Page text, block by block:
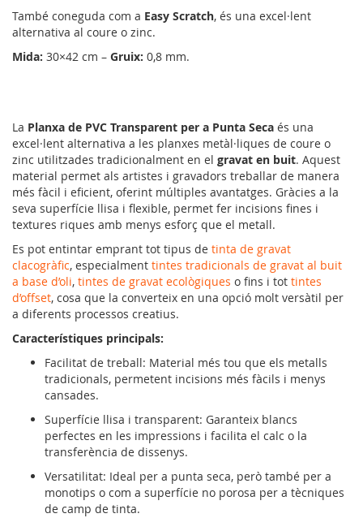
També coneguda com a Easy Scratch, és una excel·lent
alternativa al coure o zinc.
Mida: 30×42 cm – Gruix: 0,8 mm.
La Planxa de PVC Transparent per a Punta Seca és una
excel·lent alternativa a les planxes metàl·liques de coure o
zinc utilitzades tradicionalment en el gravat en buit. Aquest
material permet als artistes i gravadors treballar de manera
més fàcil i eficient, oferint múltiples avantatges. Gràcies a la
seva superfície llisa i flexible, permet fer incisions fines i
textures riques amb menys esforç que el metall.
Es pot entintar emprant tot tipus de tinta de gravat
clacogràfic, especialment tintes tradicionals de gravat al buit
a base d’oli, tintes de gravat ecològiques o fins i tot tintes
d’offset, cosa que la converteix en una opció molt versàtil per
a diferents processos creatius.
Característiques principals:
Facilitat de treball: Material més tou que els metalls
tradicionals, permetent incisions més fàcils i menys
cansades.
Superfície llisa i transparent: Garanteix blancs
perfectes en les impressions i facilita el calc o la
transferència de dissenys.
Versatilitat: Ideal per a punta seca, però també per a
monotips o com a superfície no porosa per a tècniques
de camp de tinta.